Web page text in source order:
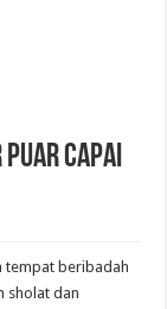
CAPAI
tempat beribadah
sholat dan